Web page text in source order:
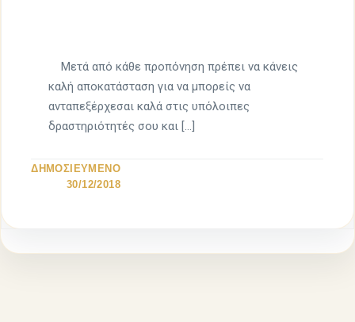
Μετά από κάθε προπόνηση πρέπει να κάνεις
καλή αποκατάσταση για να μπορείς να
ανταπεξέρχεσαι καλά στις υπόλοιπες
δραστηριότητές σου και […]
ΔΗΜΟΣΙΕΥΜΕΝΟ
30/12/2018